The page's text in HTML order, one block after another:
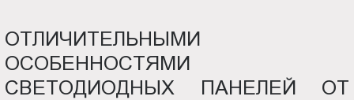
ОТЛИЧИТЕЛЬНЫМИ
ОСОБЕННОСТЯМИ
СВЕТОДИОДНЫХ ПАНЕЛЕЙ ОТ